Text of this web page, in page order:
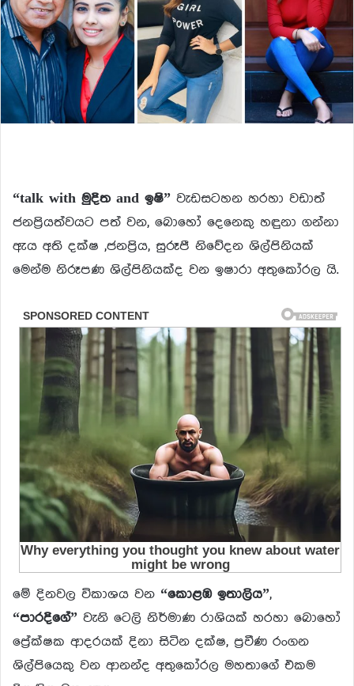
“talk with මුදිත and ඉෂි” වැඩසටහන හරහා වඩාත්
ජනප්‍රියත්වයට පත් වන, බොහෝ දෙනෙකු හඳුනා ගන්නා
ඇය අති දක්ෂ ,ජනප්‍රිය, සුරූපී නිවේදන ශිල්පිනියක්
මෙන්ම නිරූපණ ශිල්පිනියක්ද වන ඉෂාරා අතුකෝරල යි.
මේ දිනවල විකාශය වන “කොළඹ ඉතාලිය”,
“පාරදිගේ” වැනි ටෙලි නිර්මාණ රාශියක් හරහා බොහෝ
ප්‍රේක්ෂක ආදරයක් දිනා සිටින දක්ෂ, ප්‍රවීණ රංගන
ශිල්පියෙකු වන ආනන්ද අතුකෝරල මහතාගේ එකම